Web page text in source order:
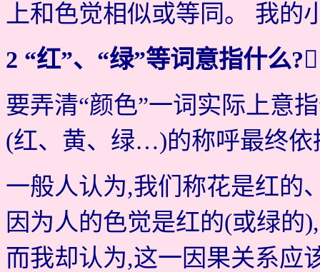
上和色觉相似或等同。 我的
2 “红”、“绿”等词意指什么?
要弄清“颜色”一词实际上意
(红、黄、绿…)的称呼最终依
一般人认为,我们称花是红的
因为人的色觉是红的(或绿的
而我却认为,这一因果关系应